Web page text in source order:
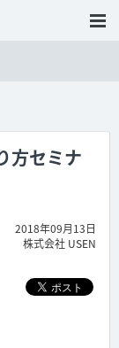
方セミナ
2018年09月13日
株式会社 USEN